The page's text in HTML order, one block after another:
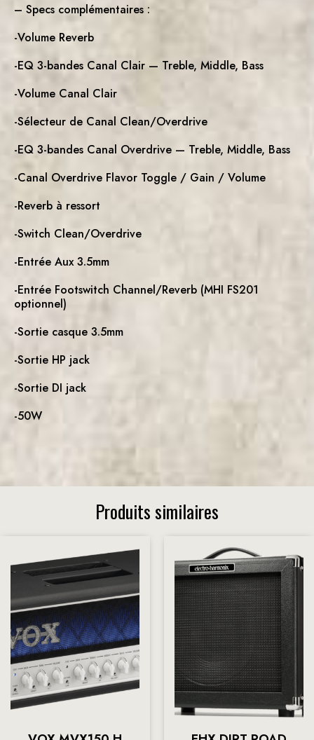
– Specs complémentaires :
-Volume Reverb
-EQ 3-bandes Canal Clair — Treble, Middle, Bass
-Volume Canal Clair
-Sélecteur de Canal Clean/Overdrive
-EQ 3-bandes Canal Overdrive — Treble, Middle, Bass
-Canal Overdrive Flavor Toggle / Gain / Volume
-Reverb à ressort
-Switch Clean/Overdrive
-Entrée Aux 3.5mm
-Entrée Footswitch Channel/Reverb (MHI FS201
optionnel)
-Sortie casque 3.5mm
-Sortie HP jack
-Sortie DI jack
-50W
Produits similaires